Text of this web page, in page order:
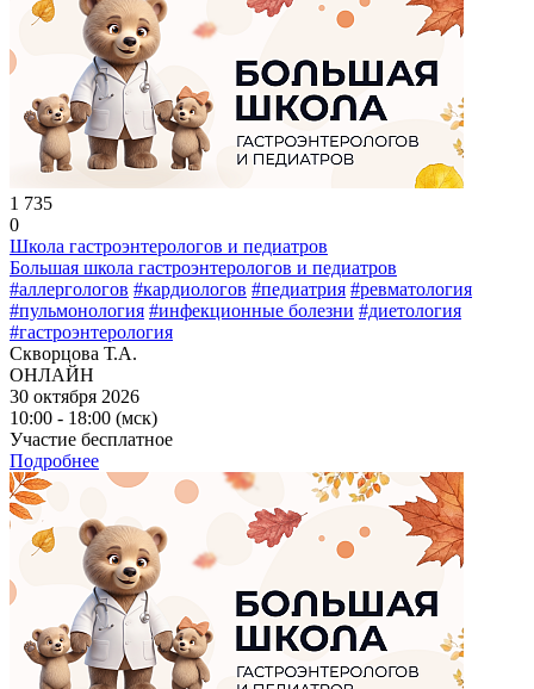
1 735
0
Школа гастроэнтерологов и педиатров
Большая школа гастроэнтерологов и педиатров
#аллергологов #кардиологов #педиатрия #ревматология
#пульмонология #инфекционные болезни #диетология
#гастроэнтерология
Скворцова Т.А.
ОНЛАЙН
30 октября 2026
10:00 - 18:00 (мск)
Участие бесплатное
Подробнее